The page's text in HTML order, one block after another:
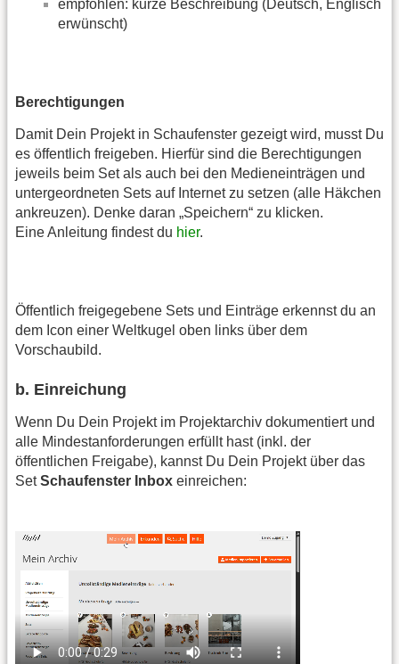
empfohlen: kurze Beschreibung (Deutsch, Englisch
erwünscht)
Berechtigungen
Damit Dein Projekt in Schaufenster gezeigt wird, musst Du
es öffentlich freigeben. Hierfür sind die Berechtigungen
jeweils beim Set als auch bei den Medieneinträgen und
untergeordneten Sets auf Internet zu setzen (alle Häkchen
ankreuzen). Denke daran „Speichern“ zu klicken.
Eine Anleitung findest du hier.
Öffentlich freigegebene Sets und Einträge erkennst du an
dem Icon einer Weltkugel oben links über dem
Vorschaubild.
b. Einreichung
Wenn Du Dein Projekt im Projektarchiv dokumentiert und
alle Mindestanforderungen erfüllt hast (inkl. der
öffentlichen Freigabe), kannst Du Dein Projekt über das
SetSchaufenster Inbox einreichen: